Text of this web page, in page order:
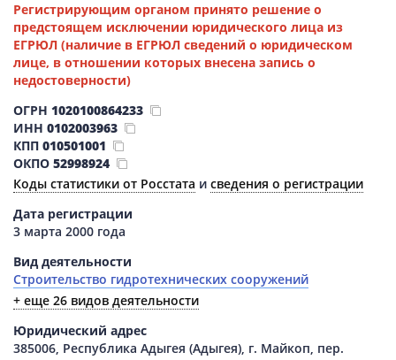
Регистрирующим органом принято решение о
предстоящем исключении юридического лица из
ЕГРЮЛ (наличие в ЕГРЮЛ сведений о юридическом
лице, в отношении которых внесена запись о
недостоверности)
ОГРН 1020100864233
ИНН 0102003963
КПП 010501001
ОКПО 52998924
Коды статистики от Росстата и сведения о регистрации
Дата регистрации
3 марта 2000 года
Вид деятельности
Строительство гидротехнических сооружений
+ еще 26 видов деятельности
Юридический адрес
385006, Республика Адыгея (Адыгея), г. Майкоп, пер.